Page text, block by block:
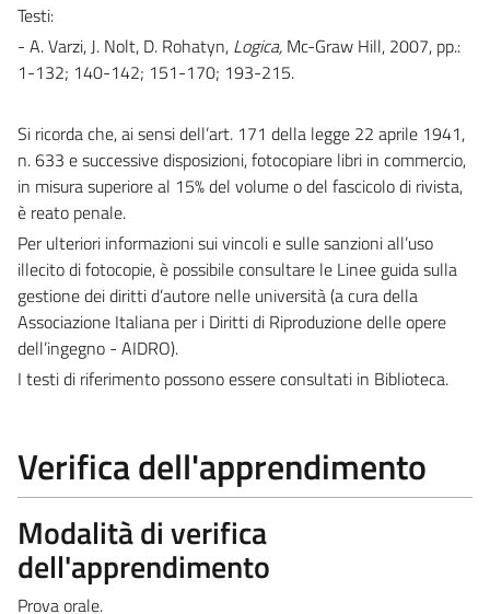
Testi:
- A. Varzi, J. Nolt, D. Rohatyn, Logica, Mc-Graw Hill, 2007, pp.:
1-132; 140-142; 151-170; 193-215.
Si ricorda che, ai sensi dell’art. 171 della legge 22 aprile 1941,
n. 633 e successive disposizioni, fotocopiare libri in commercio,
in misura superiore al 15% del volume o del fascicolo di rivista,
è reato penale.
Per ulteriori informazioni sui vincoli e sulle sanzioni all’uso
illecito di fotocopie, è possibile consultare le Linee guida sulla
gestione dei diritti d’autore nelle università (a cura della
Associazione Italiana per i Diritti di Riproduzione delle opere
dell’ingegno - AIDRO).
I testi di riferimento possono essere consultati in Biblioteca.
Verifica dell'apprendimento
Modalità di verifica
dell'apprendimento
Prova orale.